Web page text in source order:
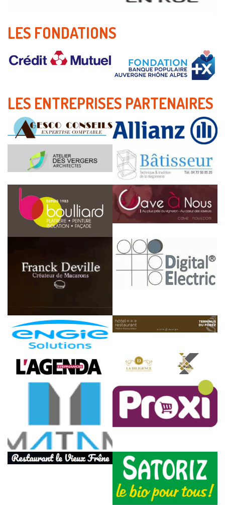
LES FONDATIONS
LES ENTREPRISES PARTENAIRES